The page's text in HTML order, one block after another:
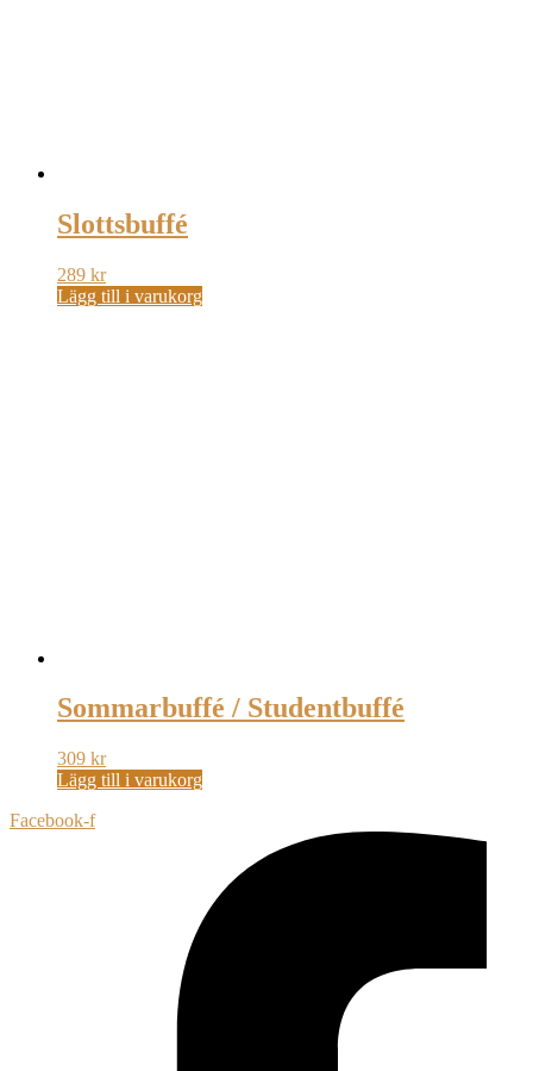
Slottsbuffé
289 kr
Lägg till i varukorg
Sommarbuffé / Studentbuffé
309 kr
Lägg till i varukorg
Facebook-f